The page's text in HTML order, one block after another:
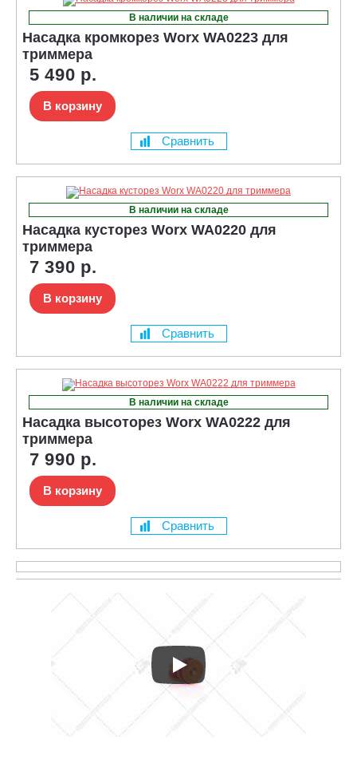
В наличии на складе
Насадка кромкорез Worx WA0223 для
триммера
5 490 р.
В корзину
Сравнить
В наличии на складе
Насадка кусторез Worx WA0220 для
триммера
7 390 р.
В корзину
Сравнить
В наличии на складе
Насадка высоторез Worx WA0222 для
триммера
7 990 р.
В корзину
Сравнить